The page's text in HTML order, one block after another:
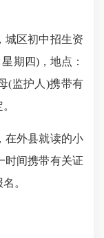
区初中招生资
期四)，地点：
(监护人)携带有
外县就读的小
时间携带有关证
。